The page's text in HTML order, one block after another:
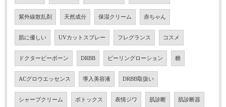
紫外線散乱剤 天然成分 保湿クリーム 赤ちゃん
肌に優しい UVカットスプレー フレグランス コスメ
ドクタービーボーン DRBB ピーリングローション 糖
ACグロウエッセンス 導入美容液 DRBB取扱い
シャープクリーム ボトックス 表情ジワ 肌診断 肌診断器